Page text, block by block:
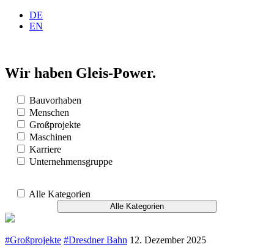
DE
EN
Wir haben Gleis-Power.
Bauvorhaben
Menschen
Großprojekte
Maschinen
Karriere
Unternehmensgruppe
Alle Kategorien
Alle Kategorien
#Großprojekte #Dresdner Bahn 12. Dezember 2025